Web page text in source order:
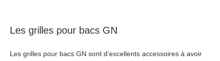
Les grilles pour bacs GN
Les grilles pour bacs GN sont d’excellents accessoires à avoir